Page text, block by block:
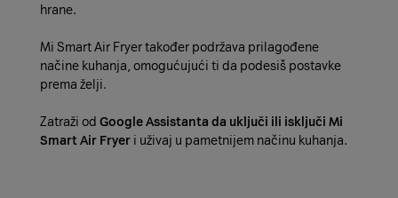
hrane.
Mi Smart Air Fryer također podržava prilagođene
načine kuhanja, omogućujući ti da podesiš postavke
prema želji.
Zatraži od Google Assistanta da uključi ili isključi Mi
Smart Air Fryer i uživaj u pametnijem načinu kuhanja.